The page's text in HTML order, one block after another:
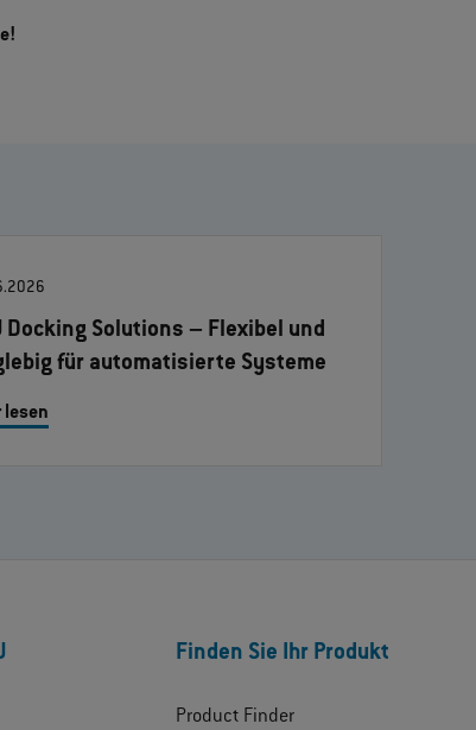
Docking Solutions – Flexibel und
für automatisierte Systeme
lesen
Finden Sie Ihr Produkt
Product Finder